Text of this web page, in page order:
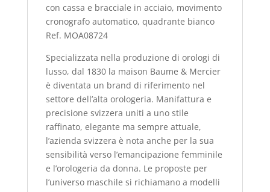
con cassa e bracciale in acciaio, movimento
cronografo automatico, quadrante bianco
Ref. MOA08724
Specializzata nella produzione di orologi di
lusso, dal 1830 la maison Baume & Mercier
è diventata un brand di riferimento nel
settore dell’alta orologeria. Manifattura e
precisione svizzera uniti a uno stile
raffinato, elegante ma sempre attuale,
l’azienda svizzera è nota anche per la sua
sensibilità verso l’emancipazione femminile
e l’orologeria da donna. Le proposte per
l’universo maschile si richiamano a modelli